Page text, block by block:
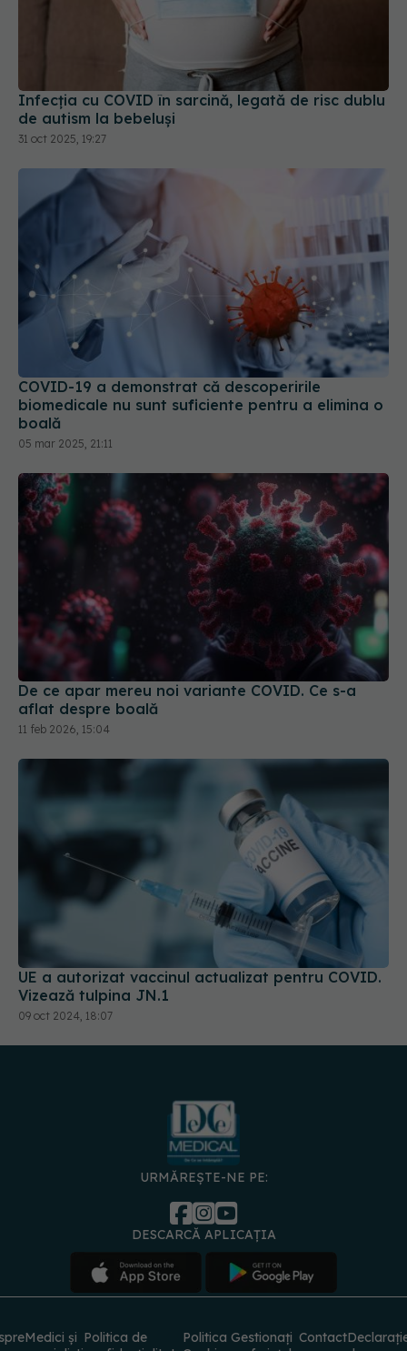
Infecția cu COVID în sarcină, legată de risc dublu
de autism la bebeluși
31 oct 2025, 19:27
COVID-19 a demonstrat că descoperirile
biomedicale nu sunt suficiente pentru a elimina o
boală
05 mar 2025, 21:11
De ce apar mereu noi variante COVID. Ce s-a
aflat despre boală
11 feb 2026, 15:04
UE a autorizat vaccinul actualizat pentru COVID.
Vizează tulpina JN.1
09 oct 2024, 18:07
URMĂREȘTE-NE PE:
DESCARCĂ APLICAȚIA
Medici și Politica de
Politica Gestionați Contact